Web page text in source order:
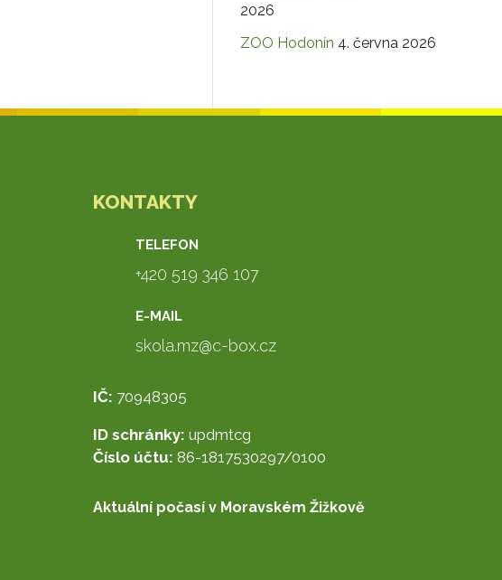
2026
ZOO Hodonín 4. června 2026
KONTAKTY
TELEFON
+420 519 346 107
E-MAIL
skola.mz@c-box.cz
IČ: 70948305
ID schránky: updmtcg
Číslo účtu: 86-1817530297/0100
Aktuální počasí v Moravském Žižkově